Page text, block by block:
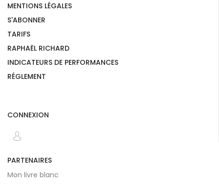
MENTIONS LÉGALES
S'ABONNER
TARIFS
RAPHAËL RICHARD
INDICATEURS DE PERFORMANCES
RÉGLEMENT
CONNEXION
PARTENAIRES
Mon livre blanc